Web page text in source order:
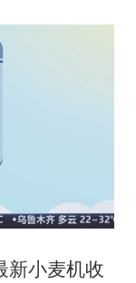
新小麦机收